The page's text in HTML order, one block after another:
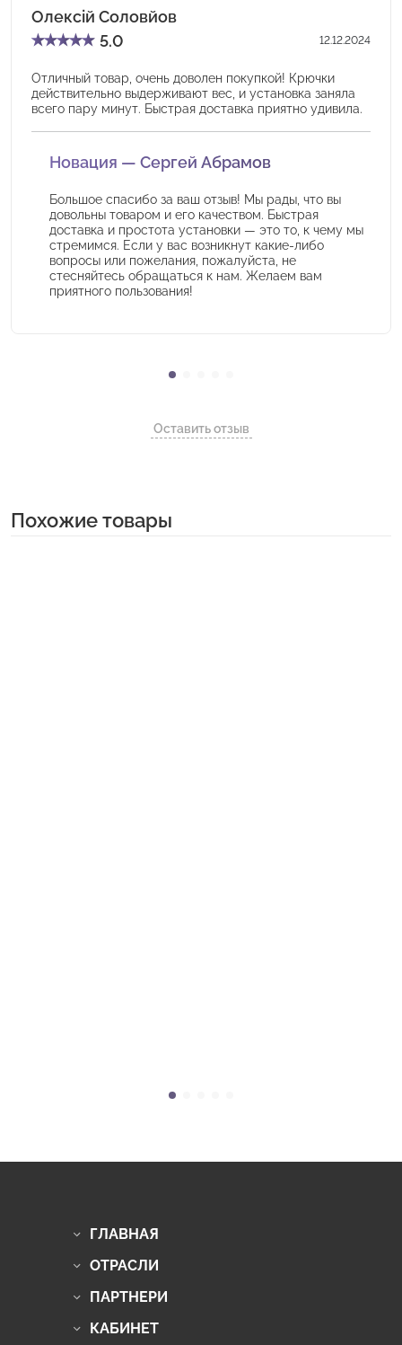
Олексій Соловйов
★★★★★ 5.0 12.12.2024
Отличный товар, очень доволен покупкой! Крючки
действительно выдерживают вес, и установка заняла
всего пару минут. Быстрая доставка приятно удивила.
Новация — Сергей Абрамов
Большое спасибо за ваш отзыв! Мы рады, что вы
довольны товаром и его качеством. Быстрая
доставка и простота установки — это то, к чему мы
стремимся. Если у вас возникнут какие-либо
вопросы или пожелания, пожалуйста, не
стесняйтесь обращаться к нам. Желаем вам
приятного пользования!
Оставить отзыв
Похожие товары
ГЛАВНАЯ
ОТРАСЛИ
ПАРТНЕРИ
КАБИНЕТ